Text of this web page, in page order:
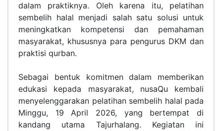
dalam praktiknya. Oleh karena itu, pelatihan
sembelih halal menjadi salah satu solusi untuk
meningkatkan kompetensi dan pemahaman
masyarakat, khususnya para pengurus DKM dan
praktisi qurban.
Sebagai bentuk komitmen dalam memberikan
edukasi kepada masyarakat, nusaQu kembali
menyelenggarakan pelatihan sembelih halal pada
Minggu, 19 April 2026, yang bertempat di
kandang utama Tajurhalang. Kegiatan ini